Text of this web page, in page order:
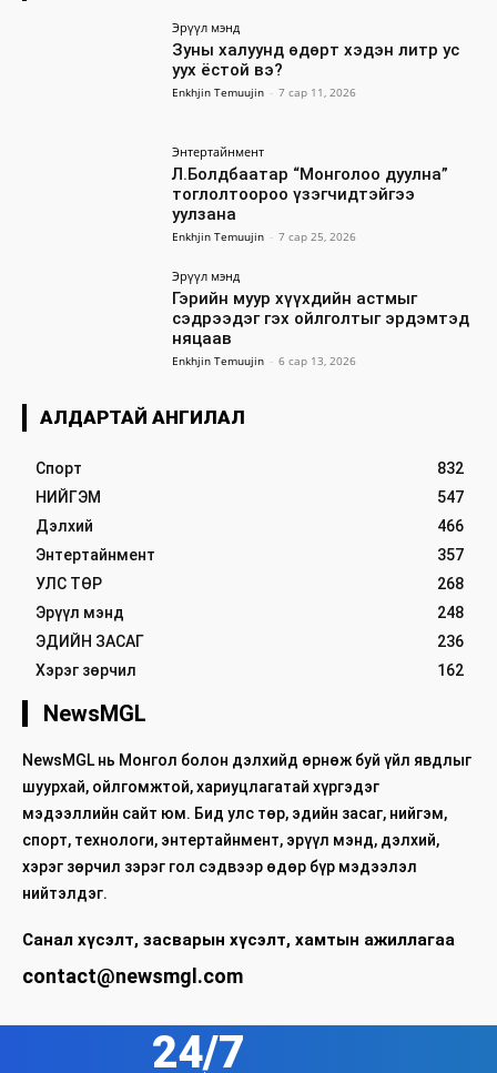
Эрүүл мэнд
Зуны халуунд өдөрт хэдэн литр ус
уух ёстой вэ?
Enkhjin Temuujin - 7 сар 11, 2026
Энтертайнмент
Л.Болдбаатар “Монголоо дуулна”
тоглолтоороо үзэгчидтэйгээ
уулзана
Enkhjin Temuujin - 7 сар 25, 2026
Эрүүл мэнд
Гэрийн муур хүүхдийн астмыг
сэдрээдэг гэх ойлголтыг эрдэмтэд
няцаав
Enkhjin Temuujin - 6 сар 13, 2026
АЛДАРТАЙ АНГИЛАЛ
Спорт
832
НИЙГЭМ
547
Дэлхий
466
Энтертайнмент
357
УЛС ТӨР
268
Эрүүл мэнд
248
ЭДИЙН ЗАСАГ
236
Хэрэг зөрчил
162
NewsMGL
NewsMGL нь Монгол болон дэлхийд өрнөж буй үйл явдлыг
шуурхай, ойлгомжтой, хариуцлагатай хүргэдэг
мэдээллийн сайт юм. Бид улс төр, эдийн засаг, нийгэм,
спорт, технологи, энтертайнмент, эрүүл мэнд, дэлхий,
хэрэг зөрчил зэрэг гол сэдвээр өдөр бүр мэдээлэл
нийтэлдэг.
Санал хүсэлт, засварын хүсэлт, хамтын ажиллагаа
contact@newsmgl.com
24/7